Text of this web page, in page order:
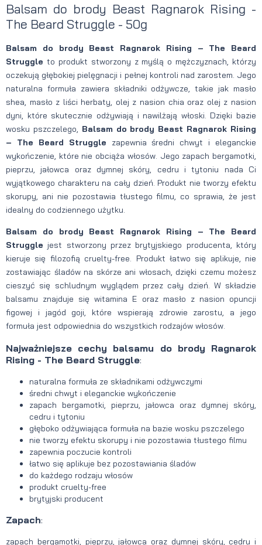
Balsam do brody Beast Ragnarok Rising -
The Beard Struggle - 50g
Balsam do brody Beast Ragnarok Rising – The Beard
Struggle to produkt stworzony z myślą o mężczyznach, którzy
oczekują głębokiej pielęgnacji i pełnej kontroli nad zarostem. Jego
naturalna formuła zawiera składniki odżywcze, takie jak masło
shea, masło z liści herbaty, olej z nasion chia oraz olej z nasion
dyni, które skutecznie odżywiają i nawilżają włoski. Dzięki bazie
wosku pszczelego, Balsam do brody Beast Ragnarok Rising
– The Beard Struggle zapewnia średni chwyt i eleganckie
wykończenie, które nie obciąża włosów. Jego zapach bergamotki,
pieprzu, jałowca oraz dymnej skóry, cedru i tytoniu nada Ci
wyjątkowego charakteru na cały dzień. Produkt nie tworzy efektu
skorupy, ani nie pozostawia tłustego filmu, co sprawia, że jest
idealny do codziennego użytku.
Balsam do brody Beast Ragnarok Rising – The Beard
Struggle jest stworzony przez brytyjskiego producenta, który
kieruje się filozofią cruelty-free. Produkt łatwo się aplikuje, nie
zostawiając śladów na skórze ani włosach, dzięki czemu możesz
cieszyć się schludnym wyglądem przez cały dzień. W składzie
balsamu znajduje się witamina E oraz masło z nasion opuncji
figowej i jagód goji, które wspierają zdrowie zarostu, a jego
formuła jest odpowiednia do wszystkich rodzajów włosów.
Najważniejsze cechy balsamu do brody Ragnarok
Rising - The Beard Struggle:
naturalna formuła ze składnikami odżywczymi
średni chwyt i eleganckie wykończenie
zapach bergamotki, pieprzu, jałowca oraz dymnej skóry,
cedru i tytoniu
głęboko odżywiająca formuła na bazie wosku pszczelego
nie tworzy efektu skorupy i nie pozostawia tłustego filmu
zapewnia poczucie kontroli
łatwo się aplikuje bez pozostawiania śladów
do każdego rodzaju włosów
produkt cruelty-free
brytyjski producent
Zapach:
zapach bergamotki, pieprzu, jałowca oraz dymnej skóry, cedru i